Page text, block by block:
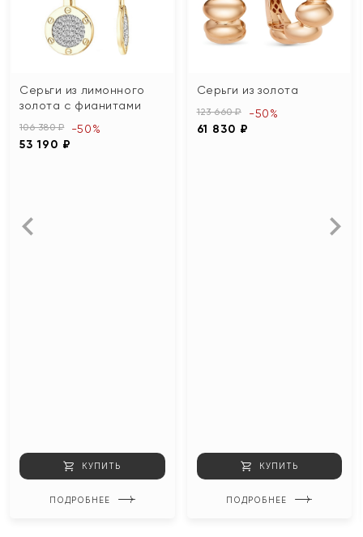
Серьги из лимонного
золота с фианитами
106 380 ₽
53 190 ₽
-50%
КУПИТЬ
ПОДРОБНЕЕ
Серьги из золота
123 660 ₽
61 830 ₽
-50%
КУПИТЬ
ПОДРОБНЕЕ